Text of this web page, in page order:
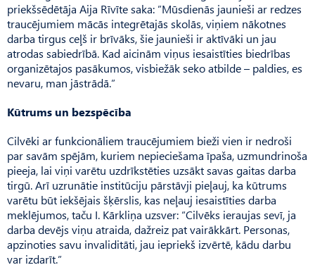
priekšsēdētāja Aija Rīvīte saka: ”Mūs­dienās jaunieši ar redzes
traucējumiem mācās integrētajās skolās, viņiem nākotnes
darba tirgus ceļš ir brīvāks, šie jaunieši ir aktīvāki un jau
atrodas sabiedrībā. Kad aicinām viņus iesaistīties biedrības
organizētajos pasākumos, visbiežāk seko atbilde – paldies, es
nevaru, man jāstrādā.”
Kūtrums un bezspēcība
Cilvēki ar funkcionāliem traucējumiem bieži vien ir nedroši
par savām spējām, kuriem nepieciešama īpaša, uzmundrinoša
pieeja, lai viņi varētu uzdrīkstēties uzsākt savas gaitas darba
tirgū. Arī uzrunātie institūciju pārstāvji pieļauj, ka kūtrums
varētu būt iekšējais šķērslis, kas neļauj iesaistīties darba
meklējumos, taču I. Kār­kliņa uzsver: “Cilvēks ieraujas sevī, ja
darba devējs viņu atraida, dažreiz pat vairākkārt. Per­sonas,
apzinoties savu invaliditāti, jau iepriekš izvērtē, kādu darbu
var izdarīt.”